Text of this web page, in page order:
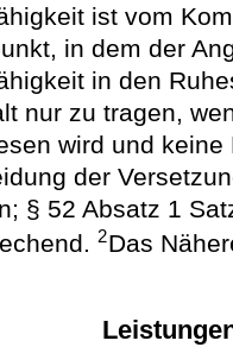
ist vom
in dem der
in den
nur zu tragen,
wird und
der
§ 52 Absatz 1
2Das